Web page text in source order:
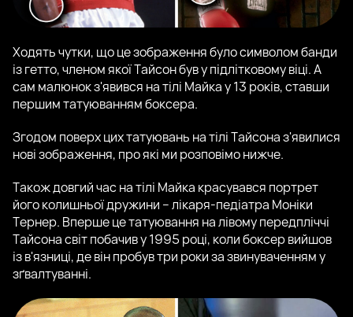
Ходять чутки, що це зображення було символом банди
із гетто, членом якої Тайсон був у підлітковому віці. А
сам малюнок з'явився на тілі Майка у 13 років, ставши
першим татуюванням боксера.
Згодом поверх цих татуювань на тілі Тайсона з'явилися
нові зображення, про які ми розповімо нижче.
Також довгий час на тілі Майка красувався портрет
його колишньої дружини – лікаря-педіатра Моніки
Тернер. Вперше це татуювання на лівому передпліччі
Тайсона світ побачив у 1995 році, коли боксер вийшов
із в'язниці, де він пробув три роки за звинуваченням у
зґвалтуванні.